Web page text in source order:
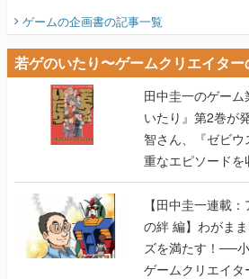
ゲームの企画書の記事一覧
若ゲのいたり〜ゲームクリエイタ
田中圭一のゲー
いたり』第2巻が
智さん、『ゼビ
重なエピソードを
【田中圭一連載：
の絆 編】わがま
ズを満たす！──
ゲームクリエイタ